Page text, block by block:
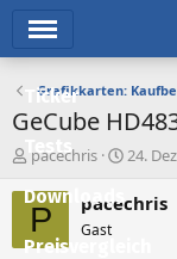
Ticker
Downloads
Preisvergleich
Grafikkarten:
GeCube
E
s
e
pacechris
E
s
24.
P pacechris
Gast